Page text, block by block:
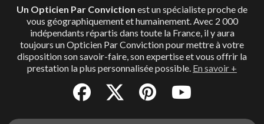
Un Opticien Par Conviction est un spécialiste proche de
vous géographiquement et humainement. Avec 2 000
indépendants répartis dans toute la France, il y aura
toujours un Opticien Par Conviction pour mettre à votre
disposition son savoir-faire, son expertise et vous offrir la
prestation la plus personnalisée possible. En savoir +